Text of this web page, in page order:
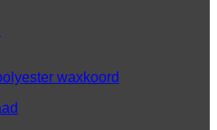
waxkoord